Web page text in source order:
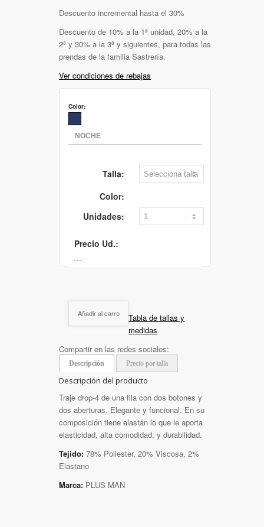
Descuento incremental hasta el 30%
Descuento de 10% a la 1ª unidad, 20% a la
2ª y 30% a la 3ª y siguientes, para todas las
prendas de la familia Sastrería.
Ver condiciones de rebajas
Color:
Talla:
Color:
Unidades:
Precio Ud.:
Añadir al carro
Tabla de tallas y
medidas
Compartir en las redes sociales:
Descripción Precio por talla
Descripción del producto
Traje drop-4 de una fila con dos botones y
dos aberturas. Elegante y funcional. En su
composición tiene elastán lo que le aporta
elasticidad, alta comodidad, y durabilidad.
Tejido: 78% Poliester, 20% Viscosa, 2%
Elastano
Marca: PLUS MAN